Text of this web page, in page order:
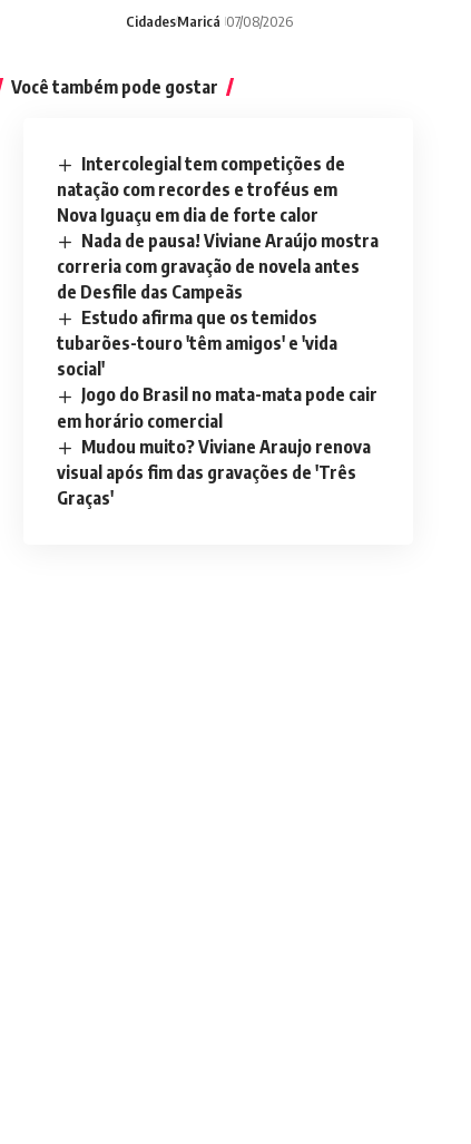
CidadesMaricá 07/08/2026
Você também pode gostar
Intercolegial tem competições de
natação com recordes e troféus em
Nova Iguaçu em dia de forte calor
Nada de pausa! Viviane Araújo mostra
correria com gravação de novela antes
de Desfile das Campeãs
Estudo afirma que os temidos
tubarões-touro 'têm amigos' e 'vida
social'
Jogo do Brasil no mata-mata pode cair
em horário comercial
Mudou muito? Viviane Araujo renova
visual após fim das gravações de 'Três
Graças'